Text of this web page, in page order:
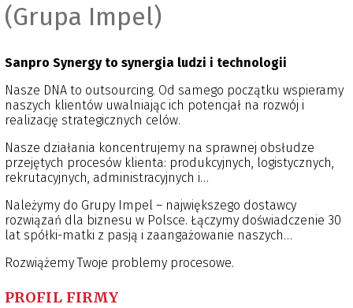
(Grupa Impel)
Sanpro Synergy to synergia ludzi i technologii
Nasze DNA to outsourcing. Od samego początku wspieramy
naszych klientów uwalniając ich potencjał na rozwój i
realizację strategicznych celów.
Nasze działania koncentrujemy na sprawnej obsłudze
przejętych procesów klienta: produkcyjnych, logistycznych,
rekrutacyjnych, administracyjnych i
dotrzymujemy uzgodnionych parametrów i rozliczamy się za
efekt. Doskonalimy kompetencje i specjalistyczną wiedzę
pracowników oraz łatwą ich adaptację w nowym
optymalizacji przejętych procesów z wykorzystaniem
Należymy do Grupy Impel – największego dostawcy
rozwiązań dla biznesu w Polsce. Łączymy doświadczenie 30
lat spółki-matki z pasją i zaangażowanie naszych
Rozwiążemy Twoje problemy procesowe.
PROFIL FIRMY